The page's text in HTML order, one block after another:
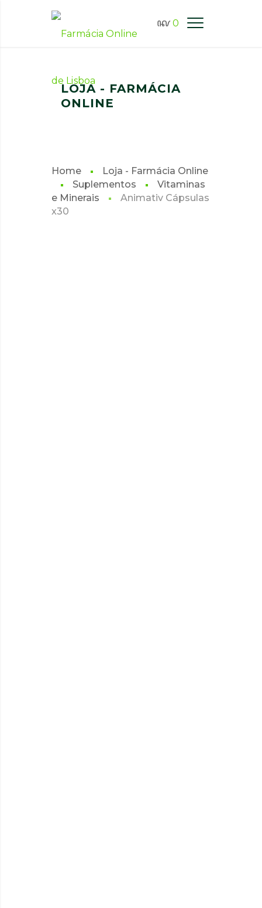
0
FARMÁCIA ONLINE LISBOA
LOJA - FARMÁCIA
ONLINE
Home
Loja - Farmácia Online
Suplementos
Vitaminas
e Minerais
Animativ Cápsulas
x30